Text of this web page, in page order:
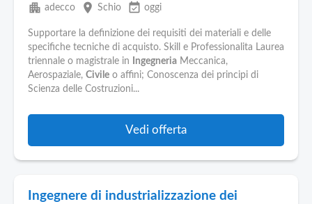
apartment adecco place Schio event_available oggi
Supportare la definizione dei requisiti dei materiali e delle
specifiche tecniche di acquisto. Skill e Professionalita Laurea
triennale o magistrale in
Ingegneria Meccanica,
Aerospaziale, Civile o affini; Conoscenza dei principi di
Scienza delle Costruzioni...
Vedi offerta
Ingegnere di industrializzazione dei